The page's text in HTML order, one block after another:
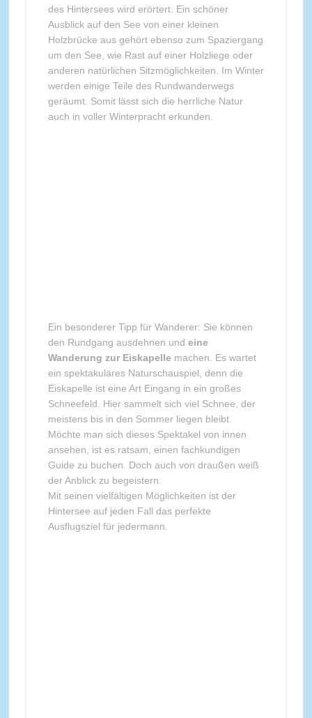
des Hintersees wird erörtert. Ein schöner
Ausblick auf den See von einer kleinen
Holzbrücke aus gehört ebenso zum Spaziergang
um den See, wie Rast auf einer Holzliege oder
anderen natürlichen Sitzmöglichkeiten. Im Winter
werden einige Teile des Rundwanderwegs
geräumt. Somit lässt sich die herrliche Natur
auch in voller Winterpracht erkunden.
Ein besonderer Tipp für Wanderer: Sie können
den Rundgang ausdehnen und eine
Wanderung zur Eiskapelle machen. Es wartet
ein spektakuläres Naturschauspiel, denn die
Eiskapelle ist eine Art Eingang in ein großes
Schneefeld. Hier sammelt sich viel Schnee, der
meistens bis in den Sommer liegen bleibt.
Möchte man sich dieses Spektakel von innen
ansehen, ist es ratsam, einen fachkundigen
Guide zu buchen. Doch auch von draußen weiß
der Anblick zu begeistern.
Mit seinen vielfältigen Möglichkeiten ist der
Hintersee auf jeden Fall das perfekte
Ausflugsziel für jedermann.